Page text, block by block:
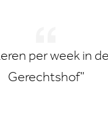
per week in
Gerechtshof”